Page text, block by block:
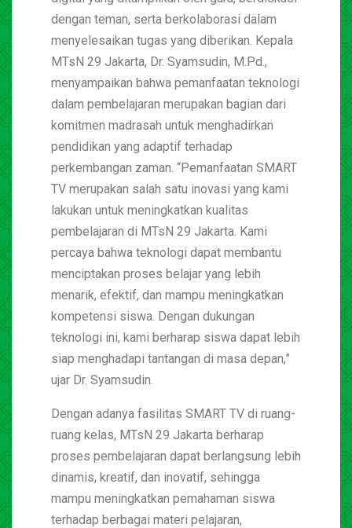
dengan teman, serta berkolaborasi dalam
menyelesaikan tugas yang diberikan. Kepala
MTsN 29 Jakarta, Dr. Syamsudin, M.Pd.,
menyampaikan bahwa pemanfaatan teknologi
dalam pembelajaran merupakan bagian dari
komitmen madrasah untuk menghadirkan
pendidikan yang adaptif terhadap
perkembangan zaman. “Pemanfaatan SMART
TV merupakan salah satu inovasi yang kami
lakukan untuk meningkatkan kualitas
pembelajaran di MTsN 29 Jakarta. Kami
percaya bahwa teknologi dapat membantu
menciptakan proses belajar yang lebih
menarik, efektif, dan mampu meningkatkan
kompetensi siswa. Dengan dukungan
teknologi ini, kami berharap siswa dapat lebih
siap menghadapi tantangan di masa depan,”
ujar Dr. Syamsudin.
Dengan adanya fasilitas SMART TV di ruang-
ruang kelas, MTsN 29 Jakarta berharap
proses pembelajaran dapat berlangsung lebih
dinamis, kreatif, dan inovatif, sehingga
mampu meningkatkan pemahaman siswa
terhadap berbagai materi pelajaran,